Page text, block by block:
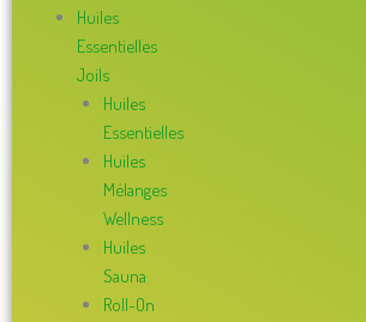
Huiles
Essentielles
Joils
Huiles
Essentielles
Huiles
Mélanges
Wellness
Huiles
Sauna
Roll-On